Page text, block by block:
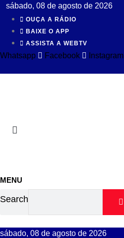
para
conteúdo
sábado, 08 de agosto de 2026
OUÇA A RÁDIO
BAIXE O APP
ASSISTA A WEBTV
Whatsapp Facebook Instagram
MENU
Search
sábado, 08 de agosto de 2026